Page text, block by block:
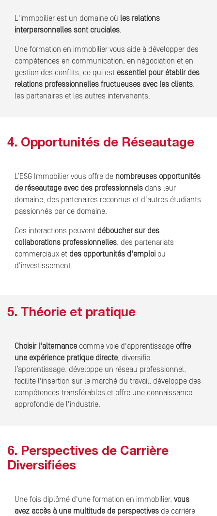
L'immobilier est un domaine où les relations
interpersonnelles sont cruciales.
Une formation en immobilier vous aide à développer des
compétences en communication, en négociation et en
gestion des conflits, ce qui est essentiel pour établir des
relations professionnelles fructueuses avec les clients,
les partenaires et les autres intervenants.
4. Opportunités de Réseautage
L’ESG Immobilier vous offre de nombreuses opportunités
de réseautage avec des professionnels dans leur
domaine, des partenaires reconnus et d'autres étudiants
passionnés par ce domaine.
Ces interactions peuvent déboucher sur des
collaborations professionnelles, des partenariats
commerciaux et des opportunités d'emploi ou
d'investissement.
5. Théorie et pratique
Choisir l'alternance comme voie d'apprentissage offre
une expérience pratique directe, diversifie
l’apprentissage, développe un réseau professionnel,
facilite l'insertion sur le marché du travail, développe des
compétences transférables et offre une connaissance
approfondie de l'industrie.
6. Perspectives de Carrière
Diversifiées
Une fois diplômé d'une formation en immobilier, vous
avez accès à une multitude de perspectives de carrière